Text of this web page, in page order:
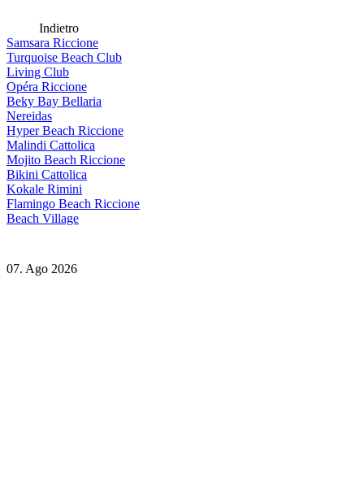
Indietro
Samsara Riccione
Turquoise Beach Club
Living Club
Opéra Riccione
Beky Bay Bellaria
Nereidas
Hyper Beach Riccione
Malindi Cattolica
Mojito Beach Riccione
Bikini Cattolica
Kokale Rimini
Flamingo Beach Riccione
Beach Village
07. Ago 2026